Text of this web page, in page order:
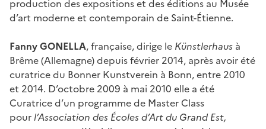
production des expositions et des éditions au Musée
d’art moderne et contemporain de Saint-Étienne.
Fanny GONELLA, française, dirige le Künstlerhaus à
Brême (Allemagne) depuis février 2014, après avoir été
curatrice du Bonner Kunstverein à Bonn, entre 2010
et 2014. D’octobre 2009 à mai 2010 elle a été
Curatrice d’un programme de Master Class
pourl’Association des Écoles d’Art du Grand Est,